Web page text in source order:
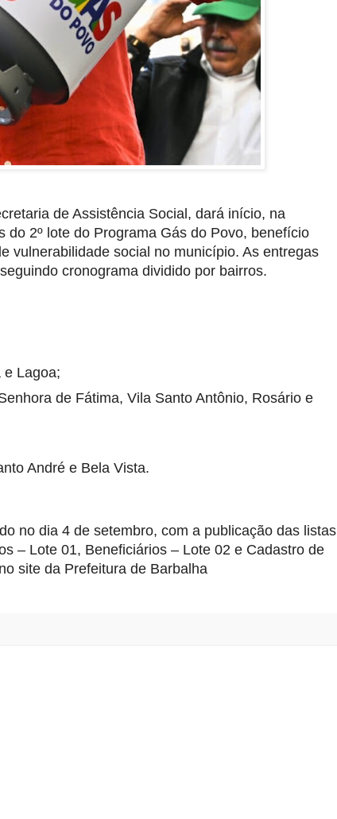
de Assistência Social, dará início, na
2º lote do Programa Gás do Povo, benefício
vulnerabilidade social no município. As entregas
cronograma dividido por bairros.
e Lagoa;
de Fátima, Vila Santo Antônio, Rosário e
André e Bela Vista.
no dia 4 de setembro, com a publicação das listas
– Lote 01, Beneficiários – Lote 02 e Cadastro de
site da Prefeitura de Barbalha